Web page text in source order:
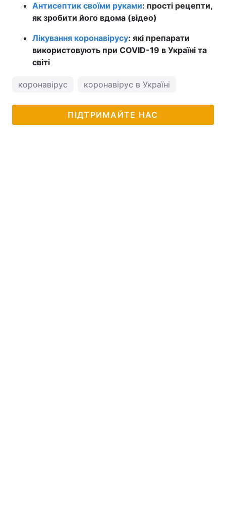
Антисептик своїми руками: прості рецепти,
як зробити його вдома (відео)
Лікування коронавірусу: які препарати
використовують при COVID-19 в Україні та
світі
коронавірус коронавірус в Україні
ПІДТРИМАЙТЕ НАС